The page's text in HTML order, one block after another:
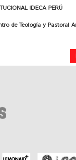
IDECA PERÚ
de Teología y Pastoral